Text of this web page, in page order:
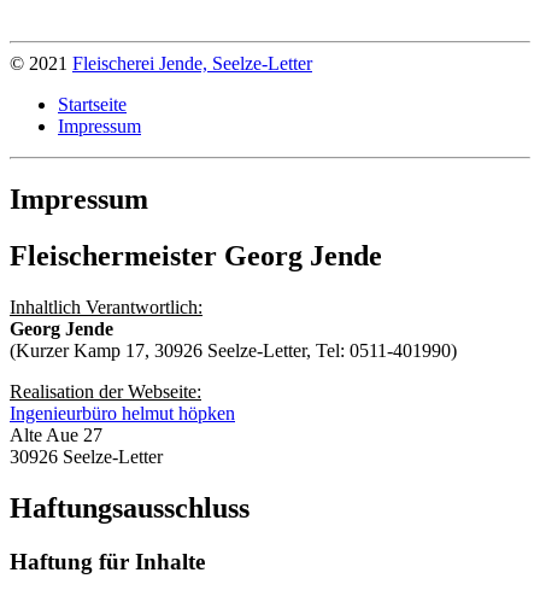
© 2021 Fleischerei Jende, Seelze-Letter
Startseite
Impressum
Impressum
Fleischermeister Georg Jende
Inhaltlich Verantwortlich:
Georg Jende
(Kurzer Kamp 17, 30926 Seelze-Letter, Tel: 0511-401990)
Realisation der Webseite:
Ingenieurbüro helmut höpken
Alte Aue 27
30926 Seelze-Letter
Haftungsausschluss
Haftung für Inhalte